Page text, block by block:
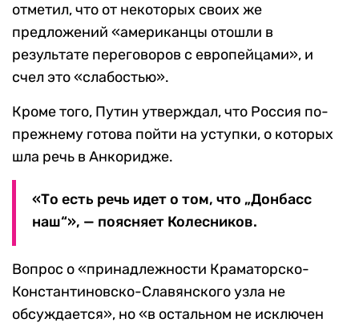
отметил, что от некоторых своих же
предложений «американцы отошли в
результате переговоров с европейцами», и
счел это «слабостью».
Кроме того, Путин утверждал, что Россия по-
прежнему готова пойти на уступки, о которых
шла речь в Анкоридже.
«То есть речь идет о том, что „Донбасс
наш“», — поясняет Колесников.
Вопрос о «принадлежности Краматорско-
Константиновско-Славянского узла не
обсуждается», но «в остальном не исключен